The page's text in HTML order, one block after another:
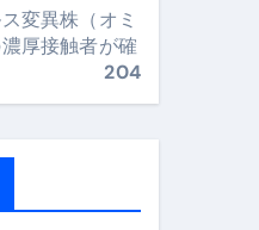
変異株（オミ
厚接触者が確
204